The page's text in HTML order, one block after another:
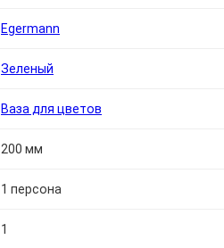
Egermann
Зеленый
Ваза для цветов
200 мм
1 персона
1